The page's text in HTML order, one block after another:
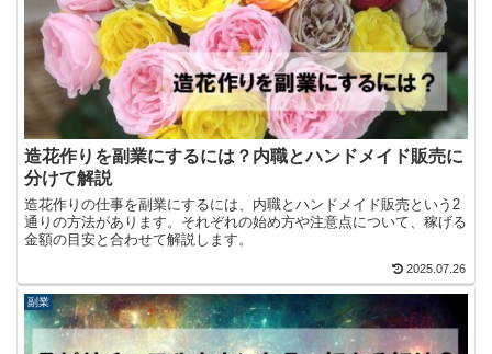
造花作りを副業にするには？内職とハンドメイド販売に
分けて解説
造花作りの仕事を副業にするには、内職とハンドメイド販売という2
通りの方法があります。それぞれの始め方や注意点について、稼げる
金額の目安と合わせて解説します。
2025.07.26
副業